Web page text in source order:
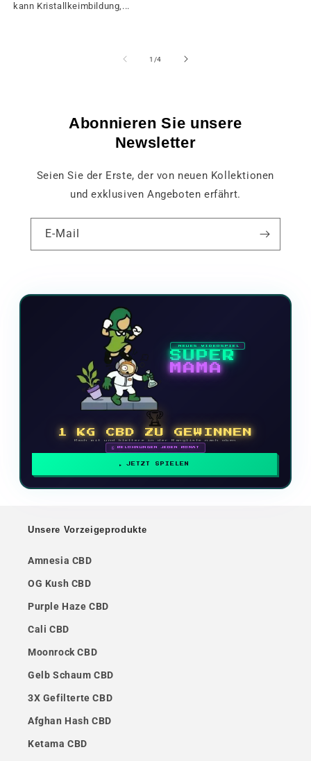
kann Kristallkeimbildung,...
1 /von
4
Abonnieren Sie unsere
Newsletter
Seien Sie der Erste, der von neuen Kollektionen
und exklusiven Angeboten erfährt.
E-Mail
NEUES VIDEOSPIEL
SUPER
MAMA
🏆
1 KG CBD ZU GEWINNEN
Mach mit und klettere in der Rangliste nach oben
🗓 BELOHNUNGEN JEDEN MONAT
JETZT SPIELEN
Unsere Vorzeigeprodukte
Amnesia CBD
OG Kush CBD
Purple Haze CBD
Cali CBD
Moonrock CBD
Gelb Schaum CBD
3X Gefilterte CBD
Afghan Hash CBD
Ketama CBD